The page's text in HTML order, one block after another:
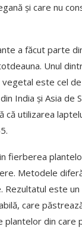
și care nu
a făcut parte
Unul
este cel
India și Asia de
că utilizarea
fierberea
Metodele
este un
care
plantelor din care